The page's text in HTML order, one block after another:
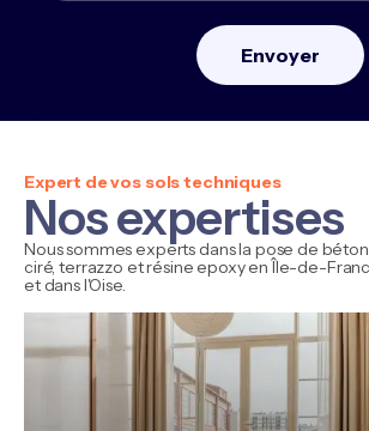
Expert de vos sols techniques
Nos expertises
Nous sommes experts dans la pose de béton
ciré, terrazzo et résine epoxy en Île-de-
et dans l'Oise.